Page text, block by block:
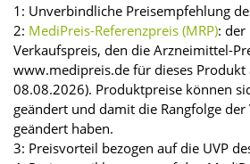
1: Unverbindliche Preisempfehlung
2: MediPreis-Referenzpreis (MRP): der
Verkaufspreis, den die Arzneimittel-
www.medipreis.de für dieses Produkt
08.08.2026). Produktpreise können
geändert und damit die Rangfolge
geändert haben.
3: Preisvorteil bezogen auf die UVP